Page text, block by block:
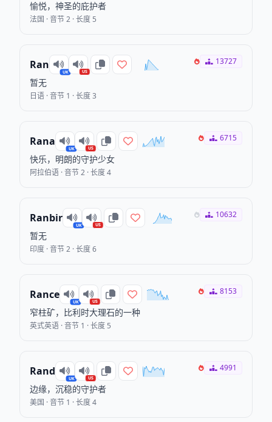
愉悦，神圣的庇护者
法国 · 音节 2 · 长度 5
Ran
UK US
暂无
日语 · 音节 1 · 长度 3
13727
Rana
UK US
快乐，明朗的守护少女
阿拉伯语 · 音节 2 · 长度 4
6715
Ranbir
UK US
暂无
印度 · 音节 2 · 长度 6
10632
Rance
UK US
窄柱矿，比利时大理石的一种
英式英语 · 音节 1 · 长度 5
8153
Rand
UK US
边缘，沉稳的守护者
美国 · 音节 1 · 长度 4
4991